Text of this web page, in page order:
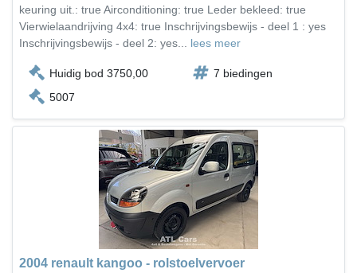
keuring uit.: true Airconditioning: true Leder bekleed: true
Vierwielaandrijving 4x4: true Inschrijvingsbewijs - deel 1 : yes
Inschrijvingsbewijs - deel 2: yes... lees meer
Huidig bod 3750,00
7 biedingen
5007
2004 renault kangoo - rolstoelvervoer